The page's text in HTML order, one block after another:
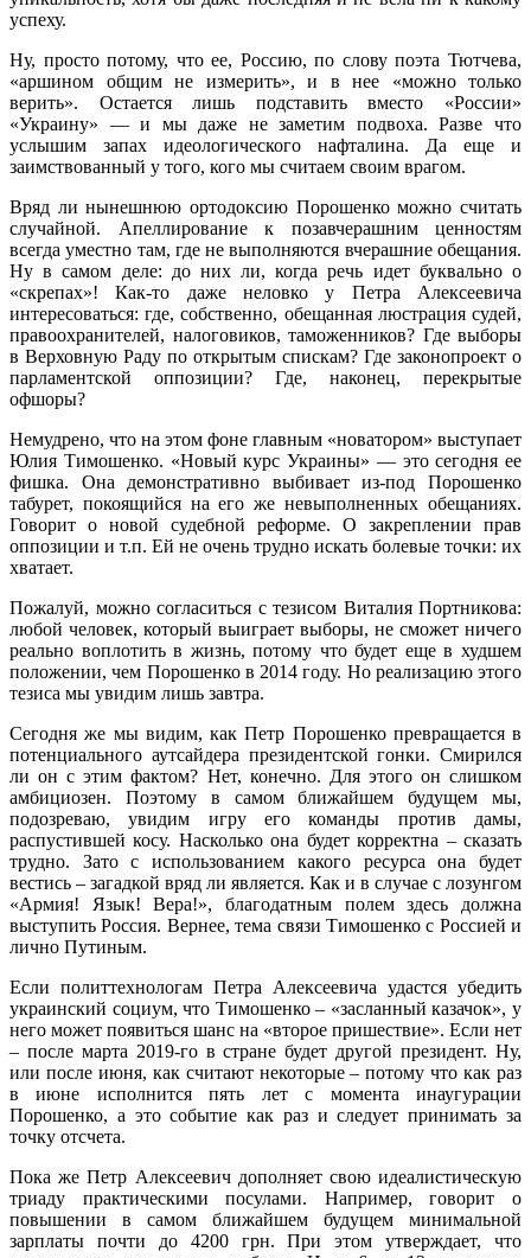
успеху.
Ну, просто потому, что ее, Россию, по слову поэта Тютчева,
«аршином общим не измерить», и в нее «можно только
верить». Остается лишь подставить вместо «России»
«Украину» — и мы даже не заметим подвоха. Разве что
услышим запах идеологического нафталина. Да еще и
заимствованный у того, кого мы считаем своим врагом.
Вряд ли нынешнюю ортодоксию Порошенко можно считать
случайной. Апеллирование к позавчерашним ценностям
всегда уместно там, где не выполняются вчерашние обещания.
Ну в самом деле: до них ли, когда речь идет буквально о
«скрепах»! Как-то даже неловко у Петра Алексеевича
интересоваться: где, собственно, обещанная люстрация судей,
правоохранителей, налоговиков, таможенников? Где выборы
в Верховную Раду по открытым спискам? Где законопроект о
парламентской оппозиции? Где, наконец, перекрытые
офшоры?
Немудрено, что на этом фоне главным «новатором» выступает
Юлия Тимошенко. «Новый курс Украины» — это сегодня ее
фишка. Она демонстративно выбивает из-под Порошенко
табурет, покоящийся на его же невыполненных обещаниях.
Говорит о новой судебной реформе. О закреплении прав
оппозиции и т.п. Ей не очень трудно искать болевые точки: их
хватает.
Пожалуй, можно согласиться с тезисом Виталия Портникова:
любой человек, который выиграет выборы, не сможет ничего
реально воплотить в жизнь, потому что будет еще в худшем
положении, чем Порошенко в 2014 году. Но реализацию этого
тезиса мы увидим лишь завтра.
Сегодня же мы видим, как Петр Порошенко превращается в
потенциального аутсайдера президентской гонки. Смирился
ли он с этим фактом? Нет, конечно. Для этого он слишком
амбициозен. Поэтому в самом ближайшем будущем мы,
подозреваю, увидим игру его команды против дамы,
распустившей косу. Насколько она будет корректна – сказать
трудно. Зато с использованием какого ресурса она будет
вестись – загадкой вряд ли является. Как и в случае с лозунгом
«Армия! Язык! Вера!», благодатным полем здесь должна
выступить Россия. Вернее, тема связи Тимошенко с Россией и
лично Путиным.
Если политтехнологам Петра Алексеевича удастся убедить
украинский социум, что Тимошенко – «засланный казачок», у
него может появиться шанс на «второе пришествие». Если нет
– после марта 2019-го в стране будет другой президент. Ну,
или после июня, как считают некоторые – потому что как раз
в июне исполнится пять лет с момента инаугурации
Порошенко, а это событие как раз и следует принимать за
точку отсчета.
Пока же Петр Алексеевич дополняет свою идеалистическую
триаду практическими посулами. Например, говорит о
повышении в самом ближайшем будущем минимальной
зарплаты почти до 4200 грн. При этом утверждает, что